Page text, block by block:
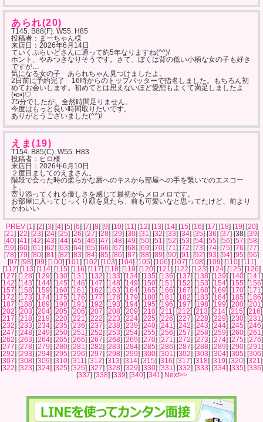
あられ(20)
T145. B88(F). W55. H85
投稿者：まーちゃん様
来店日： 2026年6月14日
ていくぷらいどさんに通って約5年なりますね(^^)/
ホント、やみつきなりそうです。さて、ぼくは背の低い小柄な女の子も好き
ですが…
気になる女の子 あられちゃん見つけましたよ。
2日前に予約完了 16時からのトップバッターで指名しました。もちろん初
めてお会いします。初めてとは思えないほど愛想もよくて満足しましたよ
(•ө•)♡
75分でしたが、全然時間足りません。
今度はもっと長い時間取りたいです。
ありがとうございました(^^)/
えま(19)
T154. B85(C). W55. H83
投稿者：ヒロ様
来店日： 2026年6月10日
２度目ましてのえまさん。
階段で会った時の柔らかな唇へのキスから部屋への手を繋いでのエスコー
ト。
寄り添ってくれる優しさを感じて最初からメロメロです。
お部屋に入ってじっくり顔を見たら、前も可愛いなと思ってたけど、前より
かわいい
PREV[1] [2] [3] [4] [5] [6] [7] [8] [9] [10] [11] [12] [13] [14] [15] [16] [17] [18] [19] [20]
[21] [22] [23] [24] [25] [26] [27] [28] [29] [30] [31] [32] [33] [34] [35] [36] [37] [38] [39]
[40] [41] [42] [43] [44] [45] [46] [47] [48] [49] [50] [51] [52] [53] [54] [55] [56] [57] [58]
[59] [60] [61] [62] [63] [64] [65] [66] [67] [68] [69] [70] [71] [72] [73] [74] [75] [76] [77]
[78] [79] [80] [81] [82] [83] [84] [85] [86] [87] [88] [89] [90] [91] [92] [93] [94] [95] [96]
[97] [98] [99] [100] [101] [102] [103] [104] [105] [106] [107] [108] [109] [110] [111]
[112] [113] [114] [115] [116] [117] [118] [119] [120] [121] [122] [123] [124] [125] [126]
[127] [128] [129] [130] [131] [132] [133] [134] [135] [136] [137] [138] [139] [140] [141]
[142] [143] [144] [145] [146] [147] [148] [149] [150] [151] [152] [153] [154] [155] [156]
[157] [158] [159] [160] [161] [162] [163] [164] [165] [166] [167] [168] [169] [170] [171]
[172] [173] [174] [175] [176] [177] [178] [179] [180] [181] [182] [183] [184] [185] [186]
[187] [188] [189] [190] [191] [192] [193] [194] [195] [196] [197] [198] [199] [200] [201]
[202] [203] [204] [205] [206] [207] [208] [209] [210] [211] [212] [213] [214] [215] [216]
[217] [218] [219] [220] [221] [222] [223] [224] [225] [226] [227] [228] [229] [230] [231]
[232] [233] [234] [235] [236] [237] [238] [239] [240] [241] [242] [243] [244] [245] [246]
[247] [248] [249] [250] [251] [252] [253] [254] [255] [256] [257] [258] [259] [260] [261]
[262] [263] [264] [265] [266] [267] [268] [269] [270] [271] [272] [273] [274] [275] [276]
[277] [278] [279] [280] [281] [282] [283] [284] [285] [286] [287] [288] [289] [290] [291]
[292] [293] [294] [295] [296] [297] [298] [299] [300] [301] [302] [303] [304] [305] [306]
[307] [308] [309] [310] [311] [312] [313] [314] [315] [316] [317] [318] [319] [320] [321]
[322] [323] [324] [325] [326] [327] [328] [329] [330] [331] [332] [333] [334] [335] [336]
[337] [338] [339] [340] [341] Next>>